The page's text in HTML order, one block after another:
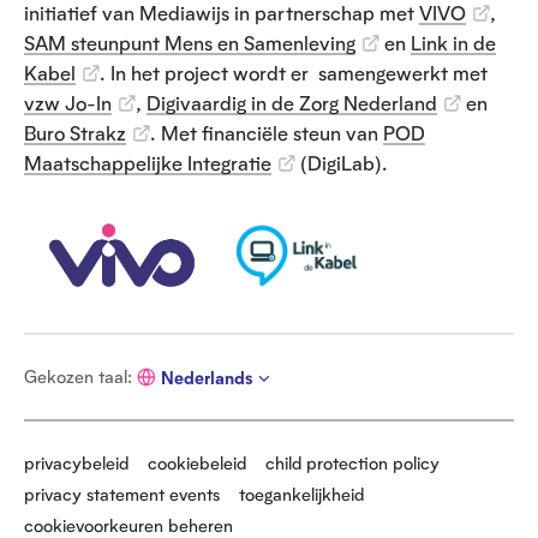
initiatief van Mediawijs in partnerschap metVIVO
,
SAM steunpunt Mens en Samenleving
en Link in de
Kabel
. In het project wordt er samengewerkt met
vzw Jo-In
, Digivaardig in de Zorg Nederland
en
Buro Strakz
. Met financiële steun van POD
Maatschappelijke Integratie
(DigiLab).
Gekozen taal:
G
e
Nederlands